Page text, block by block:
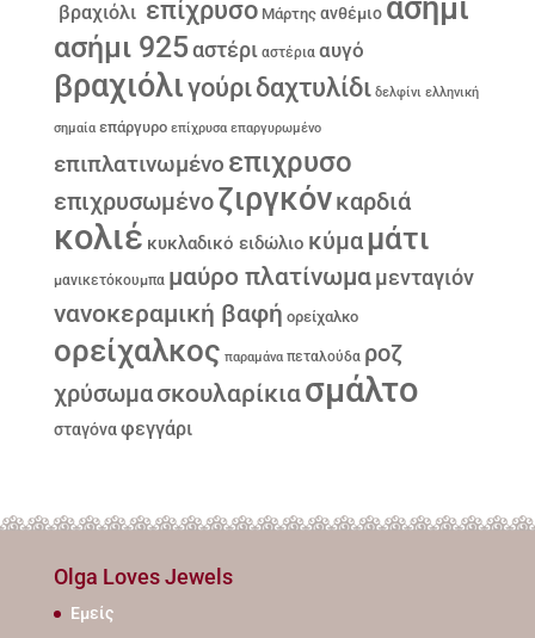
βραχιόλι επίχρυσο Μάρτης ανθέμιο ασήμι
ασήμι 925αστέρι αστέρια αυγό
βραχιόλιγούριδαχτυλίδι δελφίνι ελληνική
σημαία επάργυρο επίχρυσα επαργυρωμένο
επιπλατινωμένο επιχρυσο
επιχρυσωμένοζιργκόνκαρδιά
κολιέ κυκλαδικό ειδώλιο κύμα μάτι
μανικετόκουμπα μαύρο πλατίνωμα μενταγιόν
νανοκεραμική βαφή ορείχαλκο
ορείχαλκος παραμάνα πεταλούδα ροζ
χρύσωμασκουλαρίκιασμάλτο
σταγόνα φεγγάρι
Olga Loves Jewels
Εμείς